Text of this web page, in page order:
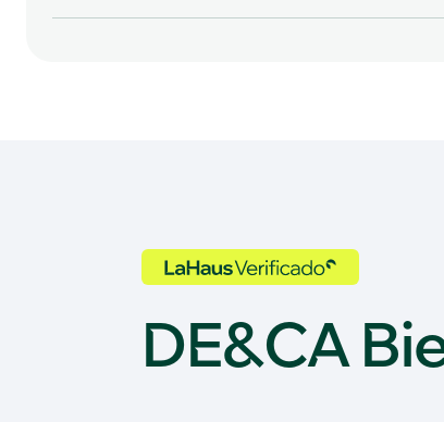
DE&CA